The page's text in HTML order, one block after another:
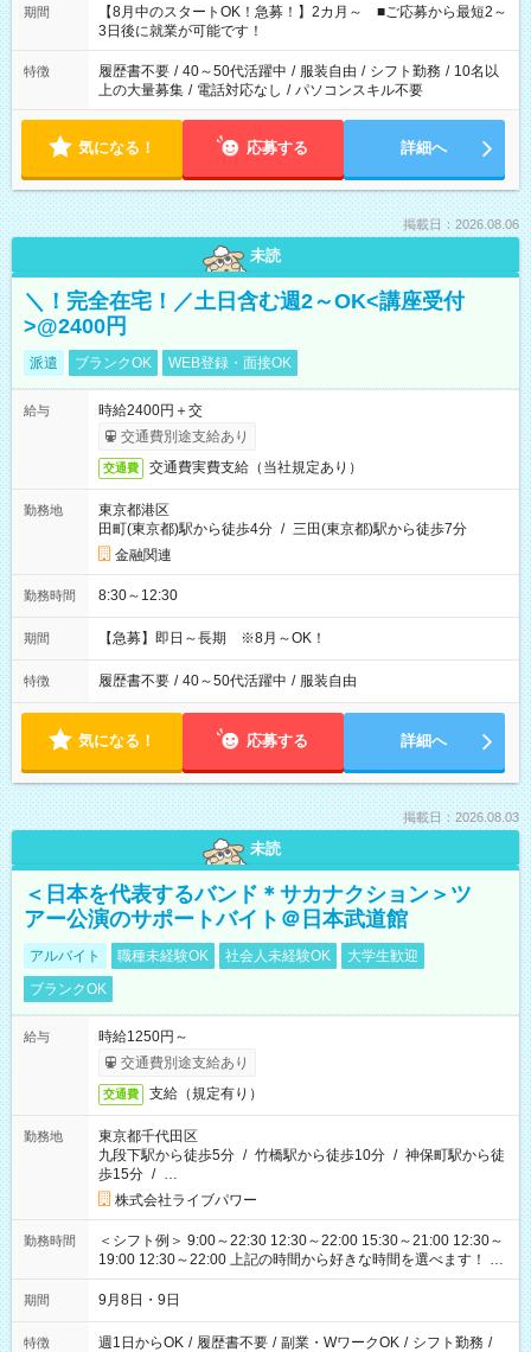
「できれば残業はしたくない」 など、ご希望を教えてください
ね。 ※Wワーク希望の方へ 今ご覧のお仕事で希望する勤務時間
と、もう1つのお仕事の勤務時間。 合計で週40時間を超える場
合は応募できません。
期間
【8月中のスタートOK！急募！】2カ月～ ■ご応募から最短2～
3日後に就業が可能です！
特徴 履歴書不要 / 40～50代活躍中 / 服装自由 / シフト勤務 / 10名以
上の大量募集 / 電話対応なし / パソコンスキル不要
気になる！ 応募する 詳細へ
掲載日：2026.08.06
未読
＼！完全在宅！／土日含む週2～OK<講座受付
>@2400円
派遣 ブランクOK WEB登録・面接OK
給与
時給2400円＋交
交通費別途支給あり
交通費 交通費実費支給（当社規定あり）
勤務地
東京都港区
田町(東京都)駅から徒歩4分 / 三田(東京都)駅から徒歩7分
金融関連
勤務時間 8:30～12:30
期間 【急募】即日～長期 ※8月～OK！
特徴 履歴書不要 / 40～50代活躍中 / 服装自由
気になる！ 応募する 詳細へ
掲載日：2026.08.03
未読
＜日本を代表するバンド＊サカナクション＞ツ
アー公演のサポートバイト＠日本武道館
アルバイト 職種未経験OK 社会人未経験OK
大学生歓迎
ブランクOK
給与
時給1250円～
交通費別途支給あり
交通費 支給（規定有り）
勤務地
東京都千代田区
九段下駅から徒歩5分 / 竹橋駅から徒歩10分 / 神保町駅から徒
歩15分 / …
株式会社ライブパワー
勤務時間
＜シフト例＞ 9:00～22:30 12:30～22:00 15:30～21:00 12:30～
19:00 12:30～22:00 上記の時間から好きな時間を選べます！ ※
時間は変更となる可能性があります
期間 9月8日・9日
特徴 週1日からOK / 履歴書不要 / 副業・WワークOK / シフト勤務 /